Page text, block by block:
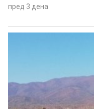
јадења. Префрлен е и
пред 3 дена